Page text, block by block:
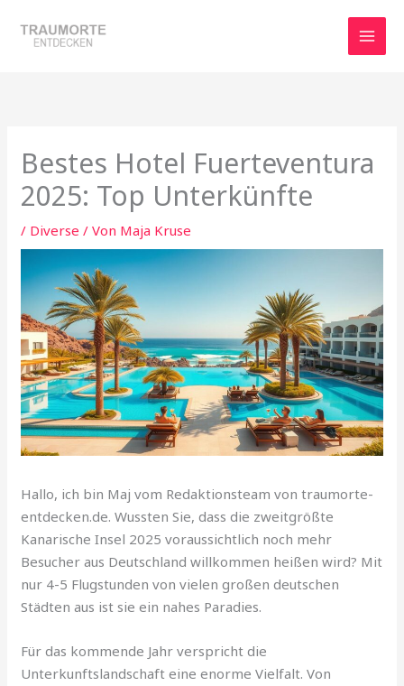
Inhalt
Bestes Hotel Fuerteventura
2025: Top Unterkünfte
/ Diverse / Von Maja Kruse
Hallo, ich bin Maj vom Redaktionsteam von traumorte-
entdecken.de. Wussten Sie, dass die zweitgrößte
Kanarische Insel 2025 voraussichtlich noch mehr
Besucher aus Deutschland willkommen heißen wird? Mit
nur 4-5 Flugstunden von vielen großen deutschen
Städten aus ist sie ein nahes Paradies.
Für das kommende Jahr verspricht die
Unterkunftslandschaft eine enorme Vielfalt. Von